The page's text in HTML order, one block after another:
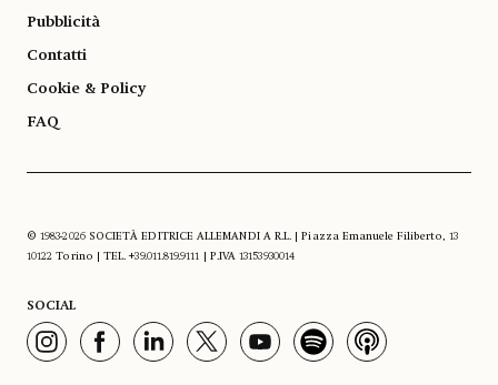
Pubblicità
Contatti
Cookie & Policy
FAQ
© 1983-2026 SOCIETÀ EDITRICE ALLEMANDI A R.L. | Piazza Emanuele Filiberto, 13
10122 Torino | TEL. +39.011.819.9111 | P.IVA 13153930014
SOCIAL